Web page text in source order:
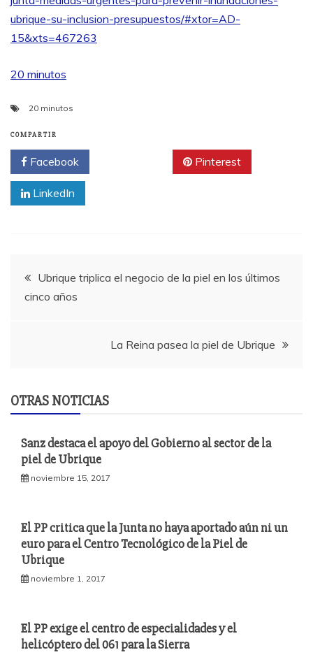
ubrique-su-inclusion-presupuestos/#xtor=AD-
15&xts=467263
20 minutos
20 minutos
COMPARTIR
Facebook Pinterest
LinkedIn
Navegación
de
Ubrique triplica el negocio de la piel en los últimos
cinco años
La Reina pasea la piel de Ubrique
OTRAS NOTICIAS
Sanz destaca el apoyo del Gobierno al sector de la
piel de Ubrique
noviembre 15, 2017
El PP critica que la Junta no haya aportado aún ni un
euro para el Centro Tecnológico de la Piel de
Ubrique
noviembre 1, 2017
El PP exige el centro de especialidades y el
helicóptero del 061 para la Sierra